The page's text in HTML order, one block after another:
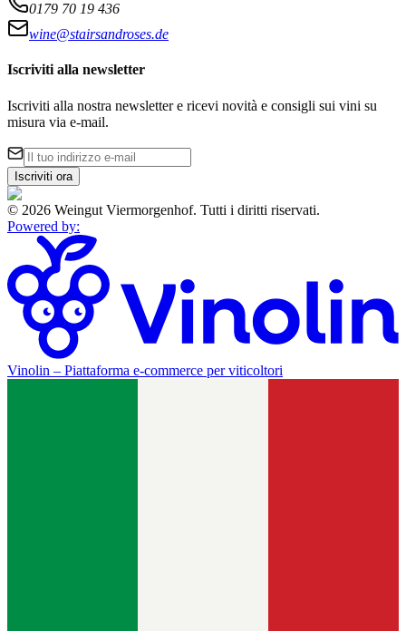
0179 70 19 436
wine@stairsandroses.de
Iscriviti alla newsletter
Iscriviti alla nostra newsletter e ricevi novità e consigli sui vini su
misura via e-mail.
Iscriviti ora
© 2026 Weingut Viermorgenhof. Tutti i diritti riservati.
Powered by:
Vinolin – Piattaforma e-commerce per viticoltori